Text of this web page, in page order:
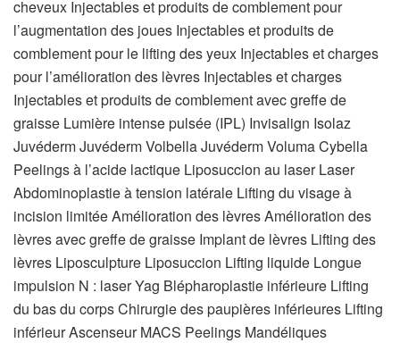
cheveux Injectables et produits de comblement pour
l’augmentation des joues Injectables et produits de
comblement pour le lifting des yeux Injectables et charges
pour l’amélioration des lèvres Injectables et charges
Injectables et produits de comblement avec greffe de
graisse Lumière intense pulsée (IPL) Invisalign Isolaz
Juvéderm Juvéderm Volbella Juvéderm Voluma Cybella
Peelings à l’acide lactique Liposuccion au laser Laser
Abdominoplastie à tension latérale Lifting du visage à
incision limitée Amélioration des lèvres Amélioration des
lèvres avec greffe de graisse Implant de lèvres Lifting des
lèvres Liposculpture Liposuccion Lifting liquide Longue
impulsion N : laser Yag Blépharoplastie inférieure Lifting
du bas du corps Chirurgie des paupières inférieures Lifting
inférieur Ascenseur MACS Peelings Mandéliques